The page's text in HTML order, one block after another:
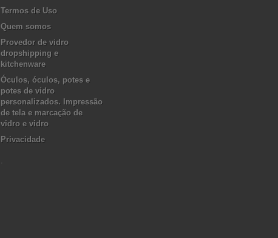
Termos de Uso
Quem somos
Provedor de vidro
dropshipping e
kitchenware
Óculos, óculos, potes e
potes de vidro
personalizados. Impressão
de tela e marcação de
vidro e vidro
Privacidade
.